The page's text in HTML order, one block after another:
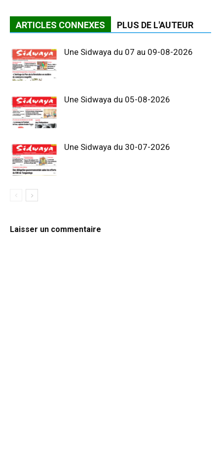
ARTICLES CONNEXES PLUS DE L'AUTEUR
Une Sidwaya du 07 au 09-08-2026
Une Sidwaya du 05-08-2026
Une Sidwaya du 30-07-2026
Laisser un commentaire